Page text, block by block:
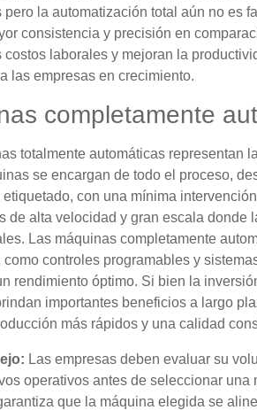
pero la automatización total aún no es
consistencia y precisión en
costos laborales y mejoran la
las empresas en crecimiento.
completamente
totalmente automáticas representan
se encargan de todo el proceso,
con una mínima
de alta velocidad y gran escala donde
Las máquinas completamente
controles programables y
rendimiento óptimo. Si bien la
importantes beneficios a largo
más rápidos y una calidad
Las empresas deben evaluar su
operativos antes de seleccionar una
que la máquina elegida se